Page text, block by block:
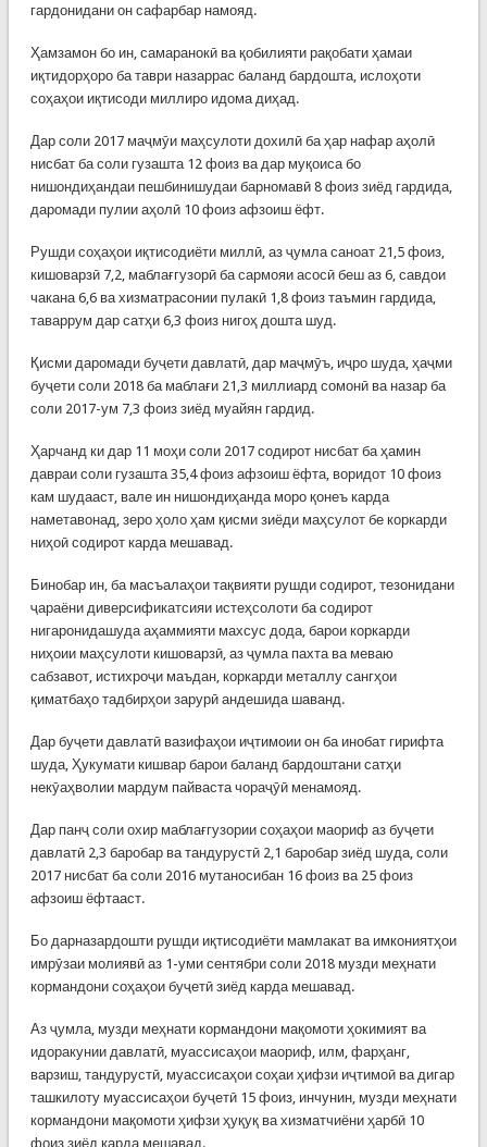
гардонидани он сафарбар намояд.
Ҳамзамон бо ин, самаранокӣ ва қобилияти рақобати ҳамаи
иқтидорҳоро ба таври назаррас баланд бардошта, ислоҳоти
соҳаҳои иқтисоди миллиро идома диҳад.
Дар соли 2017 маҷмӯи маҳсулоти дохилӣ ба ҳар нафар аҳолӣ
нисбат ба соли гузашта 12 фоиз ва дар муқоиса бо
нишондиҳандаи пешбинишудаи барномавӣ 8 фоиз зиёд гардида,
даромади пулии аҳолӣ 10 фоиз афзоиш ёфт.
Рушди соҳаҳои иқтисодиёти миллӣ, аз ҷумла саноат 21,5 фоиз,
кишоварзӣ 7,2, маблағгузорӣ ба сармояи асосӣ беш аз 6, савдои
чакана 6,6 ва хизматрасонии пулакӣ 1,8 фоиз таъмин гардида,
таваррум дар сатҳи 6,3 фоиз нигоҳ дошта шуд.
Қисми даромади буҷети давлатӣ, дар маҷмӯъ, иҷро шуда, ҳаҷми
буҷети соли 2018 ба маблағи 21,3 миллиард сомонӣ ва назар ба
соли 2017-ум 7,3 фоиз зиёд муайян гардид.
Ҳарчанд ки дар 11 моҳи соли 2017 содирот нисбат ба ҳамин
давраи соли гузашта 35,4 фоиз афзоиш ёфта, воридот 10 фоиз
кам шудааст, вале ин нишондиҳанда моро қонеъ карда
наметавонад, зеро ҳоло ҳам қисми зиёди маҳсулот бе коркарди
ниҳоӣ содирот карда мешавад.
Бинобар ин, ба масъалаҳои тақвияти рушди содирот, тезонидани
ҷараёни диверсификатсияи истеҳсолоти ба содирот
нигаронидашуда аҳаммияти махсус дода, барои коркарди
ниҳоии маҳсулоти кишоварзӣ, аз ҷумла пахта ва меваю
сабзавот, истихроҷи маъдан, коркарди металлу сангҳои
қиматбаҳо тадбирҳои зарурӣ андешида шаванд.
Дар буҷети давлатӣ вазифаҳои иҷтимоии он ба инобат гирифта
шуда, Ҳукумати кишвар барои баланд бардоштани сатҳи
некӯаҳволии мардум пайваста чораҷӯӣ менамояд.
Дар панҷ соли охир маблағгузории соҳаҳои маориф аз буҷети
давлатӣ 2,3 баробар ва тандурустӣ 2,1 баробар зиёд шуда, соли
2017 нисбат ба соли 2016 мутаносибан 16 фоиз ва 25 фоиз
афзоиш ёфтааст.
Бо дарназардошти рушди иқтисодиёти мамлакат ва имкониятҳои
имрӯзаи молиявӣ аз 1-уми сентябри соли 2018 музди меҳнати
кормандони соҳаҳои буҷетӣ зиёд карда мешавад.
Аз ҷумла, музди меҳнати кормандони мақомоти ҳокимият ва
идоракунии давлатӣ, муассисаҳои маориф, илм, фарҳанг,
варзиш, тандурустӣ, муассисаҳои соҳаи ҳифзи иҷтимоӣ ва дигар
ташкилоту муассисаҳои буҷетӣ 15 фоиз, инчунин, музди меҳнати
кормандони мақомоти ҳифзи ҳуқуқ ва хизматчиёни ҳарбӣ 10
фоиз зиёд карда мешавад.